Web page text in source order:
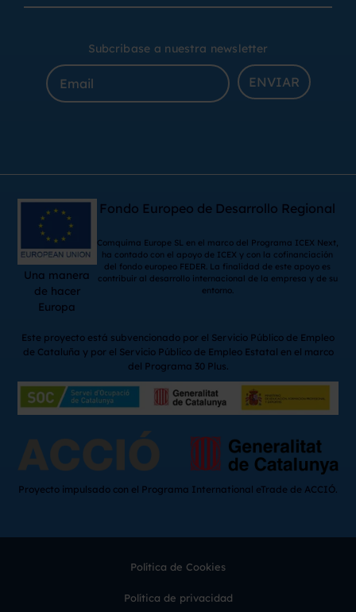
Subcribase a nuestra newsletter
ENVIAR
Una manera
de hacer
Europa
Fondo Europeo de Desarrollo Regional
Comquima Europe SL en el marco del Programa ICEX Next,
ha contado con el apoyo de ICEX y con la cofinanciación
del fondo europeo FEDER. La finalidad de este apoyo es
contribuir al desarrollo internacional de la empresa y de su
entorno.
Este proyecto está subvencionado por el Servicio Público de Empleo
de Cataluña y por el Servicio Público de Empleo Estatal en el marco
del Programa 30 Plus.
Proyecto impulsado con el Programa International eTrade de ACCIÓ.
Política de Cookies
Política de privacidad